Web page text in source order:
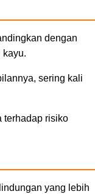
dengan
kayu.
sering kali
terhadap risiko
yang lebih